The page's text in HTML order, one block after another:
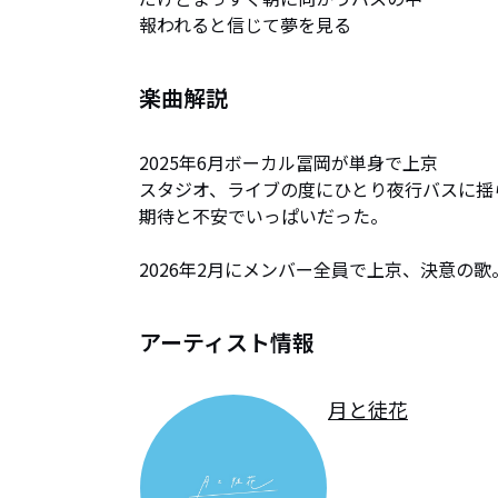
報われると信じて夢を見る
楽曲解説
2025年6月ボーカル冨岡が単身で上京
スタジオ、ライブの度にひとり夜行バスに
期待と不安でいっぱいだった。
2026年2月にメンバー全員で上京、決意の歌
アーティスト情報
月と徒花